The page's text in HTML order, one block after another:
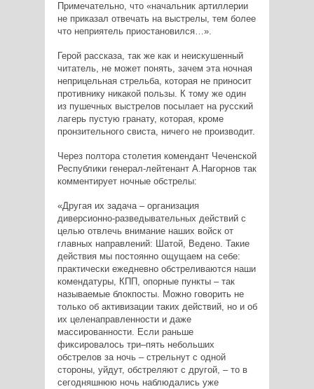
Примечательно, что «начальник артиллерии
не приказал отвечать на выстрелы, тем более
что неприятель приостановился…».
Герой рассказа, так же как и неискушенный
читатель, не может понять, зачем эта ночная
неприцельная стрельба, которая не приносит
противнику никакой пользы. К тому же один
из пушечных выстрелов посылает на русский
лагерь пустую гранату, которая, кроме
пронзительного свиста, ничего не производит.
Через полтора столетия комендант Чеченской
Республики генерал-лейтенант А.Нагорнов так
комментирует ночные обстрелы:
«Другая их задача – организация
диверсионно-разведывательных действий с
целью отвлечь внимание наших войск от
главных направлений: Шатой, Ведено. Такие
действия мы постоянно ощущаем на себе:
практически ежедневно обстреливаются наши
комендатуры, КПП, опорные пункты – так
называемые блокпосты. Можно говорить не
только об активизации таких действий, но и об
их целенаправленности и даже
массированности. Если раньше
фиксировалось три–пять небольших
обстрелов за ночь – стрельнут с одной
стороны, уйдут, обстреляют с другой, – то в
сегодняшнюю ночь наблюдались уже